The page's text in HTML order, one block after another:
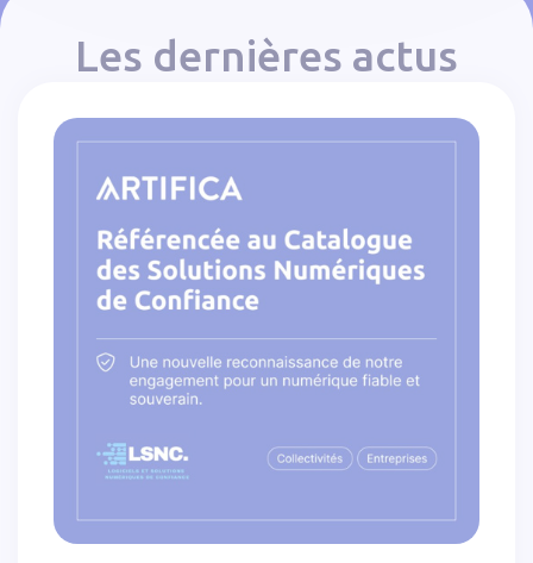
Les dernières actus
Annuaire national des éditeurs numériques